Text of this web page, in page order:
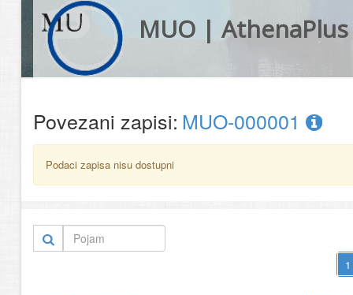
MUO | AthenaPlus
Povezani zapisi: MUO-000001
Podaci zapisa nisu dostupni